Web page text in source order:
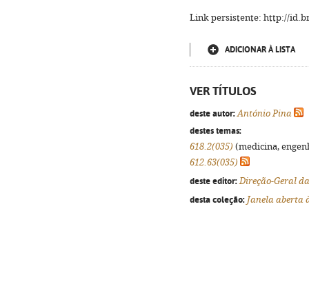
Link persistente: http://
ADICIONAR À LISTA
VER TÍTULOS
deste autor: António Pina
destes temas:
618.2(035) (medicina,
612.63(035)
deste editor: Direção-Geral
desta coleção: Janela aberta